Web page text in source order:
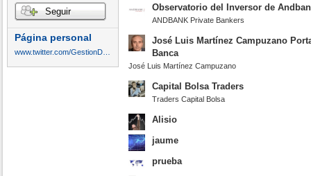
Seguir
Página personal
Observatorio del Inversor de
ANDBANK Private Bankers
José Luis Martínez Campuzano
Banca
José Luis Martínez Campuzano
Capital Bolsa Traders
Traders Capital Bolsa
Alisio
jaume
prueba